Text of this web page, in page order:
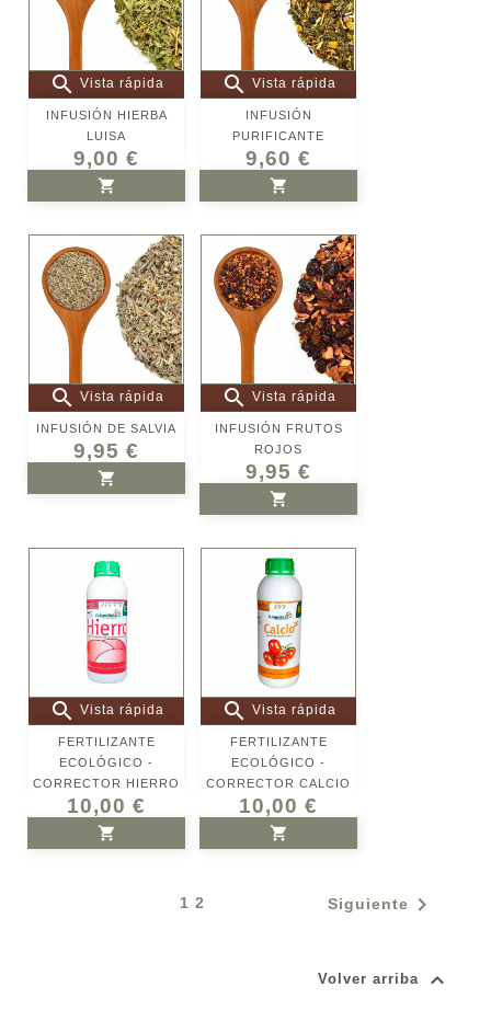
INFUSIÓN HIERBA
LUISA
9,00 €

 Vista rápida
INFUSIÓN
PURIFICANTE
9,60 €

 Vista rápida
INFUSIÓN DE SALVIA
9,95 €

 Vista rápida
INFUSIÓN FRUTOS
ROJOS
9,95 €

 Vista rápida
FERTILIZANTE
ECOLÓGICO -
CORRECTOR HIERRO
10,00 €

 Vista rápida
FERTILIZANTE
ECOLÓGICO -
CORRECTOR CALCIO
10,00 €

 Vista rápida
1 2 Siguiente 
Volver arriba 